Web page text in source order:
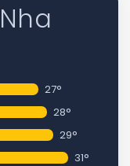
Nha
27°
28°
29°
31°